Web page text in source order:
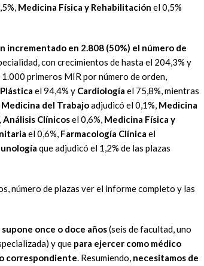
Medicina Física y Rehabilitación el 0,5%
incrementado en 2.808 (50%) el número de
con crecimientos de hasta el 204,3% y
primeros MIR por número de orden,
el 94,4% y Cardiología el 75,8%, mientras
Medicina del Trabajoadjudicó el 0,1%, Medicina
Análisis Clínicosel 0,6%, Medicina Física y
el 0,6%, Farmacología Clínica el
que adjudicó el 1,2% de las plazas
número de plazas ver el informe completo y las
once o doce años(seis de facultad, uno
y que para ejercer como médico
correspondiente. Resumiendo, necesitamos de